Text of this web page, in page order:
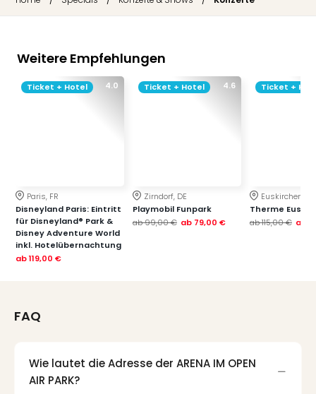
Weitere Empfehlungen
4.0
Ticket + Hotel
Paris, FR
Disneyland Paris: Eintritt
für Disneyland® Park &
Disney Adventure World
inkl. Hotelübernachtung
ab119,00 €
4.6
Ticket + Hotel
Zirndorf, DE
Playmobil Funpark
ab99,00 € ab 79,00 €
Ticket +
Euskirchen, DE
Therme
ab115,00 € ab
FAQ
Wie lautet die Adresse der ARENA IM OPEN
AIR PARK?